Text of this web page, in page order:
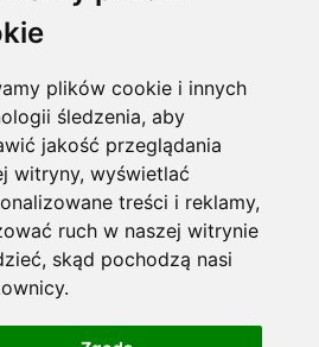
plików cookie i innych
śledzenia, aby
jakość przeglądania
witryny, wyświetlać
treści i reklamy,
ruch w naszej witrynie
skąd pochodzą nasi
dni.
sadzimy drzewo! Czytaj więcej